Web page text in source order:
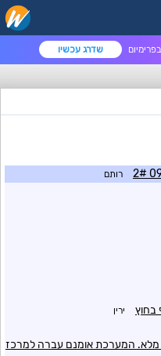
שדרג עכשיו
רותם
ירין
מלא. המערכת אומנם עברה למרכז